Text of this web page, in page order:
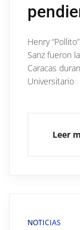
Henry
Sanz fueron
Caracas
Universitario
Leer
NOTICIAS